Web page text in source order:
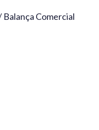
Balança Comercial